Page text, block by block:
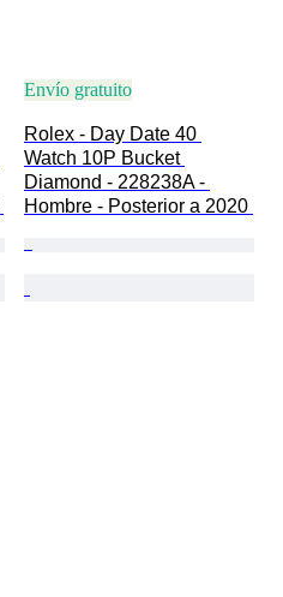
Envío gratuito
Rolex - Day Date 40
Watch 10P Bucket
Diamond - 228238A -
Hombre - Posterior a 2020